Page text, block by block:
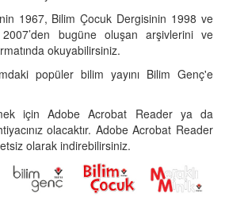
1967, Bilim Çocuk Dergisinin 1998 ve
bugüne oluşan arşivlerini ve
okuyabilirsiniz.
popüler bilim yayını Bilim Genç'e
için Adobe Acrobat Reader ya da
olacaktır. Adobe Acrobat Reader
olarak indirebilirsiniz.